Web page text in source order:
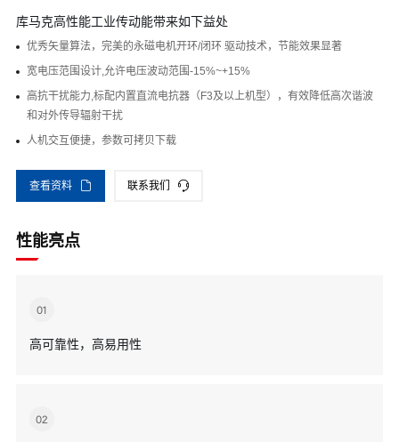
库马克高性能工业传动能带来如下益处
优秀矢量算法，完美的永磁电机开环/闭环 驱动技术，节能效果显著
宽电压范围设计,允许电压波动范围-15%~+15%
高抗干扰能力,标配内置直流电抗器（F3及以上机型），有效降低高次谐波
和对外传导辐射干扰
人机交互便捷，参数可拷贝下载
查看资料 联系我们
性能亮点
01
高可靠性，高易用性
02